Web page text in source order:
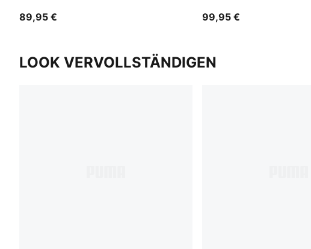
89,95 €
99,95 €
LOOK VERVOLLSTÄNDIGEN